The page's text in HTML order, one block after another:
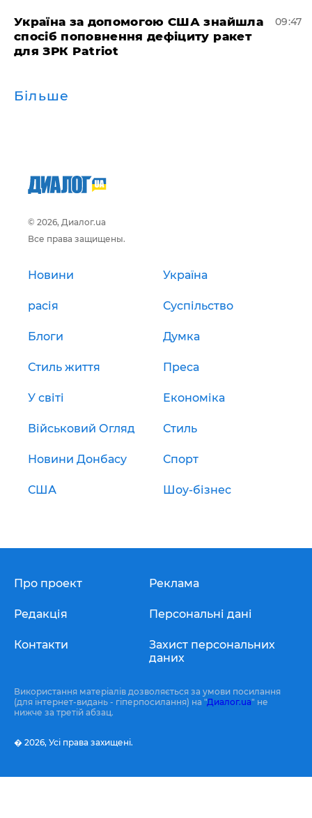
Україна за допомогою США знайшла
спосіб поповнення дефіциту ракет
для ЗРК Patriot
09:47
Більше
© 2026, Диалог.ua
Все права защищены.
Новини Україна
расія Суспільство
Блоги Думка
Стиль життя Преса
У світі Економіка
Військовий Огляд Стиль
Новини Донбасу Спорт
США Шоу-бізнес
Про проект
Редакція
Контакти
Реклама
Персональні дані
Захист персональних
даних
Використання матеріалів дозволяється за умови посилання
(для інтернет-видань - гіперпосилання) на "Диалог.ua" не
нижче за третій абзац.
� 2026, Усі права захищені.